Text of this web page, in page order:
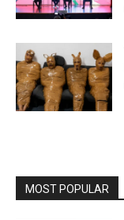
MOST POPULAR